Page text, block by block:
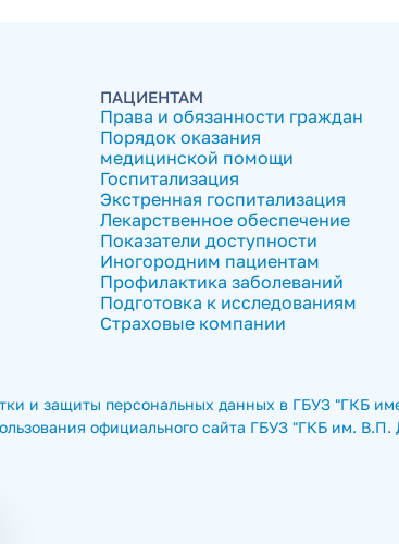
ПАЦИЕНТАМ
Права и обязанности граждан
Порядок оказания
медицинской помощи
Госпитализация
Экстренная госпитализация
Лекарственное обеспечение
Показатели доступности
Иногородним пациентам
Профилактика заболеваний
Подготовка к исследованиям
Страховые компании
и защиты персональных данных в ГБУЗ "ГКБ
официального сайта ГБУЗ "ГКБ им.